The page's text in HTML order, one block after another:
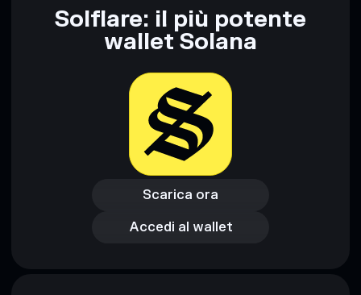
Solflare: il più potente
wallet Solana
Scarica ora
Scarica ora
Accedi al wallet
Accedi al wallet